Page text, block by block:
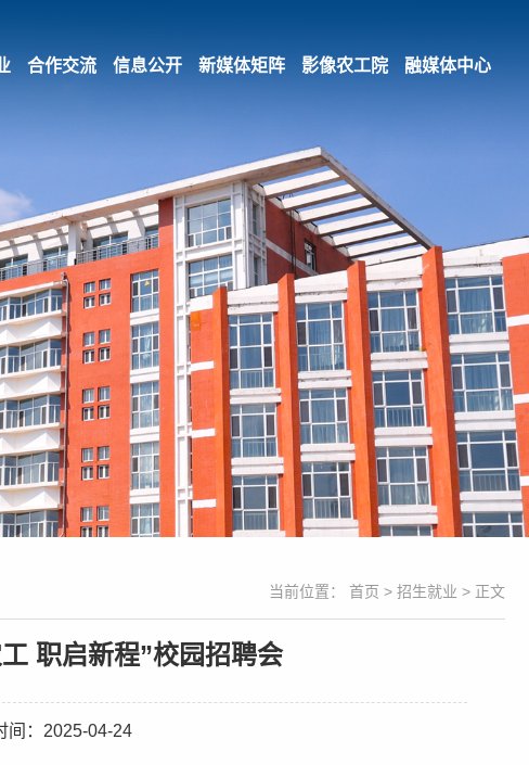
合作交流 信息公开 新媒体矩阵 影像农工院 融媒体中心
当前位置： 首页 > 招生就业 > 正文
职启新程”校园招聘会
间：2025-04-24